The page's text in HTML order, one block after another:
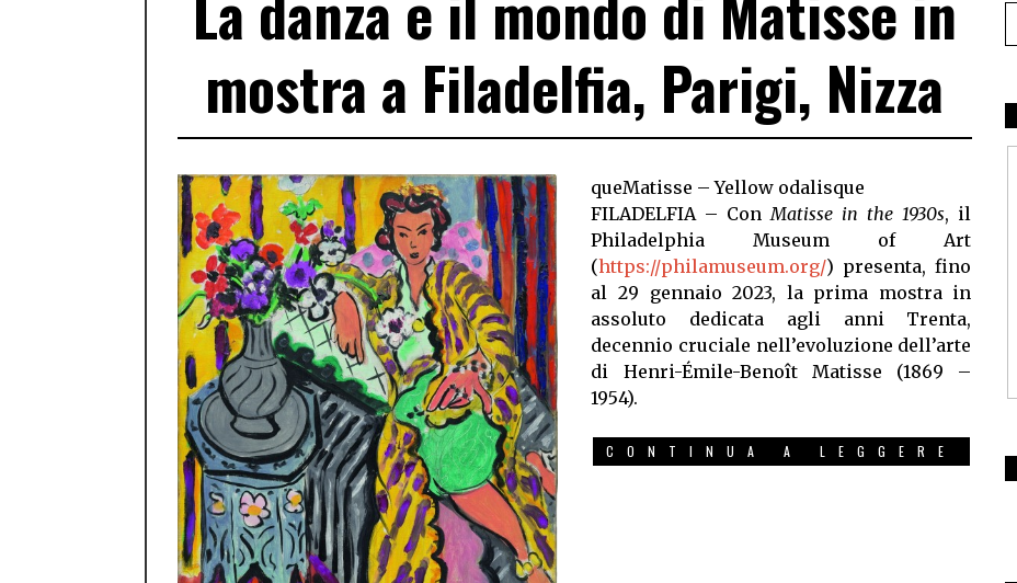
mostra a Filadelfia, Parigi, Nizza
queMatisse – Yellow odalisque
FILADELFIA – ConMatisse in the 1930s, il
Philadelphia Museum of Art
(https://philamuseum.org/) presenta, fino
al 29 gennaio 2023, la prima mostra in
assoluto dedicata agli anni Trenta,
decennio cruciale nell’evoluzione dell’arte
di Henri-Émile-Benoît Matisse (1869 –
1954).
CONTINUA A LEGGERE